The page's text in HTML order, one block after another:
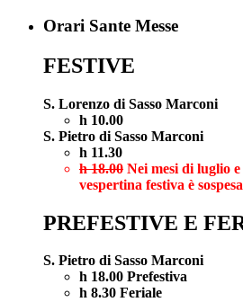
Orari Sante Messe
FESTIVE
S. Lorenzo di Sasso Marconi
h 10.00
S. Pietro di Sasso Marconi
h 11.30
h 18.00 Nei mesi di luglio e
vespertina festiva è sospesa
PREFESTIVE E
S. Pietro di Sasso Marconi
h 18.00 Prefestiva
h 8.30 Feriale